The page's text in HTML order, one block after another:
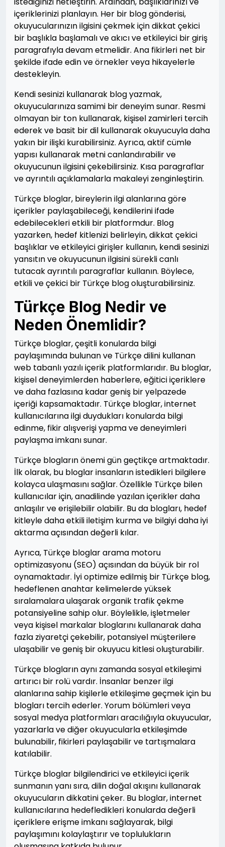
içeriklerinizi planlayın. Her bir blog gönderisi,
okuyucularınızın ilgisini çekmek için dikkat çekici
bir başlıkla başlamalı ve akıcı ve etkileyici bir giriş
paragrafıyla devam etmelidir. Ana fikirleri net bir
şekilde ifade edin ve örnekler veya hikayelerle
destekleyin.
Kendi sesinizi kullanarak blog yazmak,
okuyucularınıza samimi bir deneyim sunar. Resmi
olmayan bir ton kullanarak, kişisel zamirleri tercih
ederek ve basit bir dil kullanarak okuyucuyla daha
yakın bir ilişki kurabilirsiniz. Ayrıca, aktif cümle
yapısı kullanarak metni canlandırabilir ve
okuyucunun ilgisini çekebilirsiniz. Kısa paragraflar
ve ayrıntılı açıklamalarla makaleyi zenginleştirin.
Türkçe bloglar, bireylerin ilgi alanlarına göre
içerikler paylaşabileceği, kendilerini ifade
edebilecekleri etkili bir platformdur. Blog
yazarken, hedef kitlenizi belirleyin, dikkat çekici
başlıklar ve etkileyici girişler kullanın, kendi sesinizi
yansıtın ve okuyucunun ilgisini sürekli canlı
tutacak ayrıntılı paragraflar kullanın. Böylece,
etkili ve çekici bir Türkçe blog oluşturabilirsiniz.
Türkçe Blog Nedir ve
Neden Önemlidir?
Türkçe bloglar, çeşitli konularda bilgi
paylaşımında bulunan ve Türkçe dilini kullanan
web tabanlı yazılı içerik platformlarıdır. Bu bloglar,
kişisel deneyimlerden haberlere, eğitici içeriklere
ve daha fazlasına kadar geniş bir yelpazede
içeriği kapsamaktadır. Türkçe bloglar, internet
kullanıcılarına ilgi duydukları konularda bilgi
edinme, fikir alışverişi yapma ve deneyimleri
paylaşma imkanı sunar.
Türkçe blogların önemi gün geçtikçe artmaktadır.
İlk olarak, bu bloglar insanların istedikleri bilgilere
kolayca ulaşmasını sağlar. Özellikle Türkçe bilen
kullanıcılar için, anadilinde yazılan içerikler daha
anlaşılır ve erişilebilir olabilir. Bu da blogları, hedef
kitleyle daha etkili iletişim kurma ve bilgiyi daha iyi
aktarma açısından değerli kılar.
Ayrıca, Türkçe bloglar arama motoru
optimizasyonu (SEO) açısından da büyük bir rol
oynamaktadır. İyi optimize edilmiş bir Türkçe blog,
hedeflenen anahtar kelimelerde yüksek
sıralamalara ulaşarak organik trafik çekme
potansiyeline sahip olur. Böylelikle, işletmeler
veya kişisel markalar bloglarını kullanarak daha
fazla ziyaretçi çekebilir, potansiyel müşterilere
ulaşabilir ve geniş bir okuyucu kitlesi oluşturabilir.
Türkçe blogların aynı zamanda sosyal etkileşimi
artırıcı bir rolü vardır. İnsanlar benzer ilgi
alanlarına sahip kişilerle etkileşime geçmek için bu
blogları tercih ederler. Yorum bölümleri veya
sosyal medya platformları aracılığıyla okuyucular,
yazarlarla ve diğer okuyucularla etkileşimde
bulunabilir, fikirleri paylaşabilir ve tartışmalara
katılabilir.
Türkçe bloglar bilgilendirici ve etkileyici içerik
sunmanın yanı sıra, dilin doğal akışını kullanarak
okuyucuların dikkatini çeker. Bu bloglar, internet
kullanıcılarına hedefledikleri konularda değerli
içeriklere erişme imkanı sağlayarak, bilgi
paylaşımını kolaylaştırır ve toplulukların